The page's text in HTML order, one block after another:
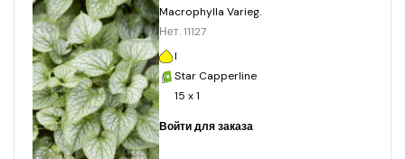
Macrophylla Varieg.
Нет. 11127
I
Star Capperline
15 x 1
Войти для заказа